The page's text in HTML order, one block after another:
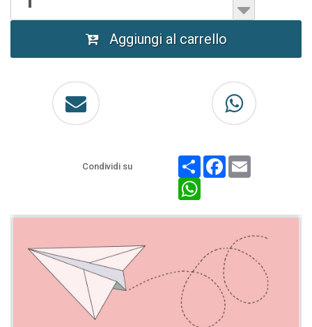
Aggiungi al carrello
Condividi su
Share Facebook
Email
WhatsApp